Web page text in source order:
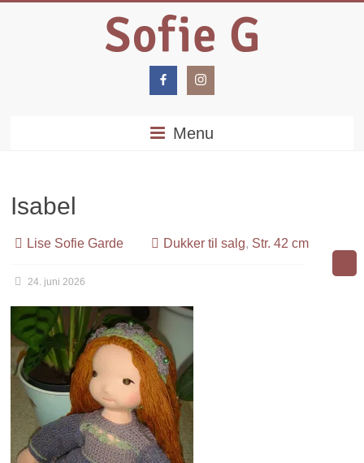
Menu
Isabel
Lise Sofie Garde Dukker til salg, Str. 42 cm
24. juni 2026